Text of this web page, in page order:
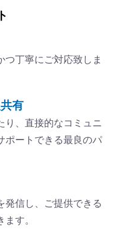
つ丁寧にご対応致しま
有
り、直接的なコミュニ
ポートできる最良のパ
発信し、ご提供できる
す。